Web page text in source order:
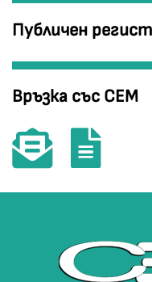
Публичен
Връзка със СЕМ